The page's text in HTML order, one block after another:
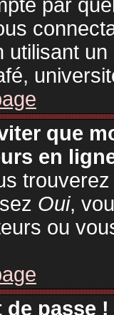
par
utilisant
que
en
Oui,
ou
passe !